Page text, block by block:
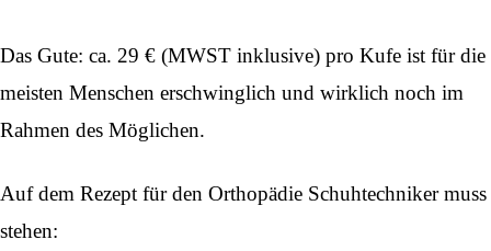
Das Gute: ca. 29 € (MWST inklusive) pro Kufe ist für die
meisten Menschen erschwinglich und wirklich noch im
Rahmen des Möglichen.
Auf dem Rezept für den Orthopädie Schuhtechniker muss
stehen: